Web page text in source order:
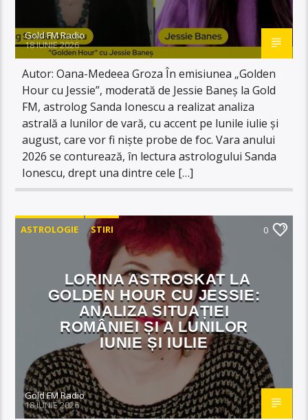
Gold FM Radio
18 IUNIE 2026
Autor: Oana-Medeea Groza În emisiunea „Golden
Hour cu Jessie”, moderată de Jessie Baneș la Gold
FM, astrolog Sanda Ionescu a realizat analiza
astrală a lunilor de vară, cu accent pe lunile iulie și
august, care vor fi niște probe de foc. Vara anului
2026 se conturează, în lectura astrologului Sanda
Ionescu, drept una dintre cele […]
ASTROLOGIE STIRI 0
LORINA ASTROSKAT LA
GOLDEN HOUR CU JESSIE:
ANALIZA SITUAȚIEI
ROMÂNIEI ȘI A LUNILOR
IUNIE ȘI IULIE
Gold FM Radio
18 IUNIE 2026